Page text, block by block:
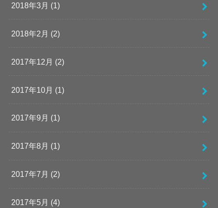
2018年3月 (1)
2018年2月 (2)
2017年12月 (2)
2017年10月 (1)
2017年9月 (1)
2017年8月 (1)
2017年7月 (2)
2017年5月 (4)